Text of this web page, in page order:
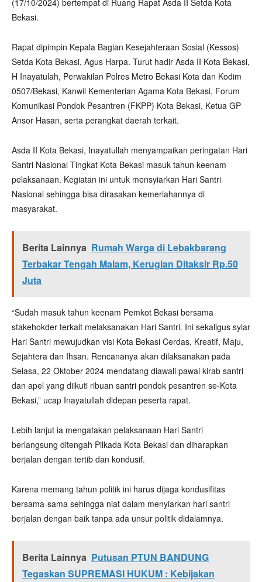
Bekasi.
Rapat dipimpin Kepala Bagian Kesejahteraan Sosial (Kessos)
Setda Kota Bekasi, Agus Harpa. Turut hadir Asda II Kota Bekasi,
H Inayatulah, Perwakilan Polres Metro Bekasi Kota dan Kodim
0507/Bekasi, Kanwil Kementerian Agama Kota Bekasi, Forum
Komunikasi Pondok Pesantren (FKPP) Kota Bekasi, Ketua GP
Ansor Hasan, serta perangkat daerah terkait.
Asda II Kota Bekasi, Inayatullah menyampaikan peringatan Hari
Santri Nasional Tingkat Kota Bekasi masuk tahun keenam
pelaksanaan. Kegiatan ini untuk mensyiarkan Hari Santri
Nasional sehingga bisa dirasakan kemeriahannya di
masyarakat.
Berita Lainnya Rumah Warga di Lebakbarang
Terbakar Tengah Malam, Kerugian Ditaksir Rp.50
Juta
“Sudah masuk tahun keenam Pemkot Bekasi bersama
stakehokder terkait melaksanakan Hari Santri. Ini sekaligus syiar
Hari Santri mewujudkan visi Kota Bekasi Cerdas, Kreatif, Maju,
Sejahtera dan Ihsan. Rencananya akan dilaksanakan pada
Selasa, 22 Oktober 2024 mendatang diawali pawai kirab santri
dan apel yang diikuti ribuan santri pondok pesantren se-Kota
Bekasi,” ucap Inayatullah didepan peserta rapat.
Lebih lanjut ia mengatakan pelaksanaan Hari Santri
berlangsung ditengah Pilkada Kota Bekasi dan diharapkan
berjalan dengan tertib dan kondusif.
Karena memang tahun politik ini harus dijaga kondusifitas
bersama-sama sehingga niat dalam menyiarkan hari santri
berjalan dengan baik tanpa ada unsur politik didalamnya.
Berita Lainnya Putusan PTUN BANDUNG
Tegaskan SUPREMASI HUKUM : Kebijakan